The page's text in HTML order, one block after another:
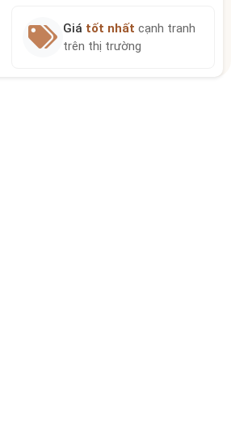
Giá tốt nhất cạnh tranh
trên thị trường